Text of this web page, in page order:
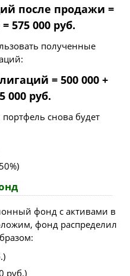
после продажи =
575 000 руб.
полученные
= 500 000 +
000 руб.
снова будет
фонд с активами в
фонд распределил
руб.)